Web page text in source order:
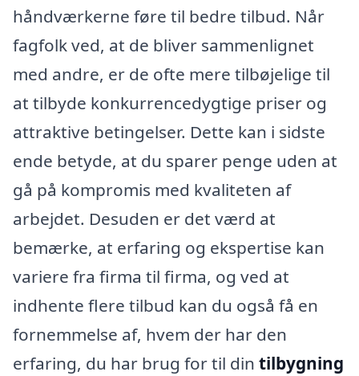
håndværkerne føre til bedre tilbud. Når
fagfolk ved, at de bliver sammenlignet
med andre, er de ofte mere tilbøjelige til
at tilbyde konkurrencedygtige priser og
attraktive betingelser. Dette kan i sidste
ende betyde, at du sparer penge uden at
gå på kompromis med kvaliteten af
arbejdet. Desuden er det værd at
bemærke, at erfaring og ekspertise kan
variere fra firma til firma, og ved at
indhente flere tilbud kan du også få en
fornemmelse af, hvem der har den
erfaring, du har brug for til din tilbygning